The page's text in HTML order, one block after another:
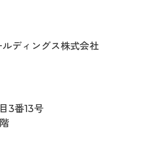
ディングス株式会社
3番13号